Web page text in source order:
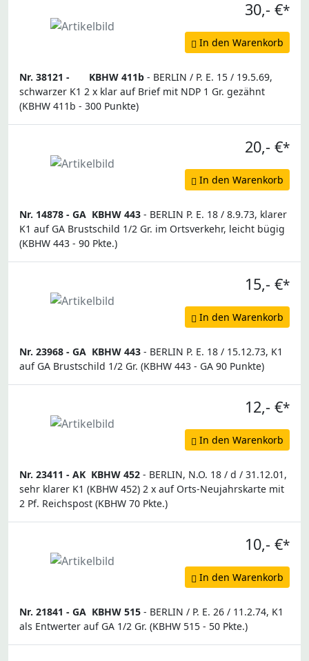
30,- €*
In den Warenkorb
Nr. 38121 - KBHW 411b - BERLIN / P. E. 15 / 19.5.69,
schwarzer K1 2 x klar auf Brief mit NDP 1 Gr. gezähnt
(KBHW 411b - 300 Punkte)
20,- €*
In den Warenkorb
Nr. 14878 - GA KBHW 443 - BERLIN P. E. 18 / 8.9.73, klarer
K1 auf GA Brustschild 1/2 Gr. im Ortsverkehr, leicht bügig
(KBHW 443 - 90 Pkte.)
15,- €*
In den Warenkorb
Nr. 23968 - GA KBHW 443 - BERLIN P. E. 18 / 15.12.73, K1
auf GA Brustschild 1/2 Gr. (KBHW 443 - GA 90 Punkte)
12,- €*
In den Warenkorb
Nr. 23411 - AK KBHW 452 - BERLIN, N.O. 18 / d / 31.12.01,
sehr klarer K1 (KBHW 452) 2 x auf Orts-Neujahrskarte mit
2 Pf. Reichspost (KBHW 70 Pkte.)
10,- €*
In den Warenkorb
Nr. 21841 - GA KBHW 515 - BERLIN / P. E. 26 / 11.2.74, K1
als Entwerter auf GA 1/2 Gr. (KBHW 515 - 50 Pkte.)